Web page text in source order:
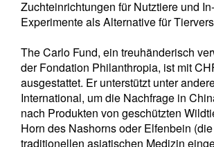
Zuchteinrichtungen für Nutztiere und
Experimente als Alternative für
The Carlo Fund, ein treuhänderisch
der Fondation Philanthropia, ist mit
ausgestattet. Er unterstützt unter
International, um die Nachfrage in
nach Produkten von geschützten
Horn des Nashorns oder Elfenbein
traditionellen asiatischen Medizin